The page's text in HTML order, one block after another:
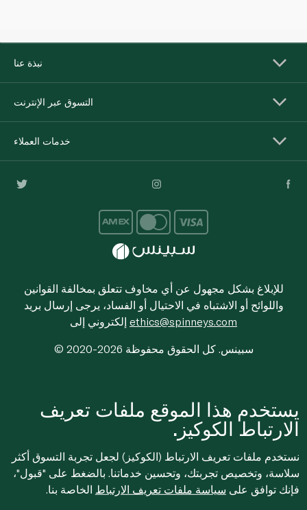
نبذة عنا
التسوق عبر الإنترنت
خدمات العملاء
للإبلاغ بشكل مجهول عن أي مخاوف تتعلق بمخالفة القوانين
واللوائح أو الاشتباه في الاحتيال أو الفساد، يرجى إرسال بريد
ethics@spinneys.com
© 2020-2026 سبينس. كل الحقوق محفوظة
يستخدم هذا الموقع ملفات تعريف
الارتباط الكوكيز.
نستخدم ملفات تعريف الارتباط (الكوكيز) لجعل تجربة التسوق أكثر
سلاسة، وتخصيص تجربتك، وتحسين خدماتنا. بالضغط على "قبول"،
فإنك توافق على سياسة ملفات تعريف الارتباط الخاصة بنا.